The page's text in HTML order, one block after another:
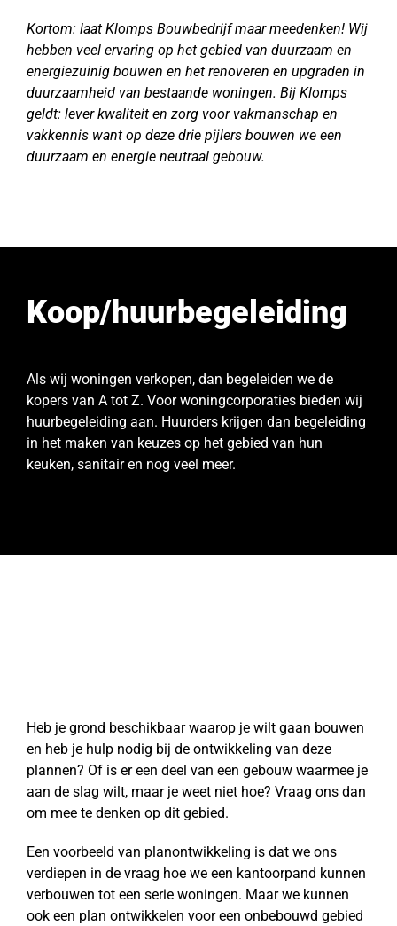
Kortom: laat Klomps Bouwbedrijf maar meedenken! Wij
hebben veel ervaring op het gebied van duurzaam en
energiezuinig bouwen en het renoveren en upgraden in
duurzaamheid van bestaande woningen. Bij Klomps
geldt: lever kwaliteit en zorg voor vakmanschap en
vakkennis want op deze drie pijlers bouwen we een
duurzaam en energie neutraal gebouw.
Koop/huurbegeleiding
Als wij woningen verkopen, dan begeleiden we de
kopers van A tot Z. Voor woningcorporaties bieden wij
huurbegeleiding aan. Huurders krijgen dan begeleiding
in het maken van keuzes op het gebied van hun
keuken, sanitair en nog veel meer.
Heb je grond beschikbaar waarop je wilt gaan bouwen
en heb je hulp nodig bij de ontwikkeling van deze
plannen? Of is er een deel van een gebouw waarmee je
aan de slag wilt, maar je weet niet hoe? Vraag ons dan
om mee te denken op dit gebied.
Een voorbeeld van planontwikkeling is dat we ons
verdiepen in de vraag hoe we een kantoorpand kunnen
verbouwen tot een serie woningen. Maar we kunnen
ook een plan ontwikkelen voor een onbebouwd gebied